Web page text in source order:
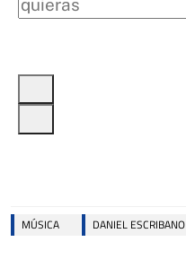
MÚSICA DANIEL ESCRIBANO